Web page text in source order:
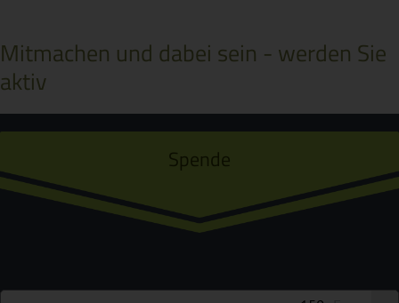
Mitmachen und dabei sein - werden Sie
aktiv
Spende